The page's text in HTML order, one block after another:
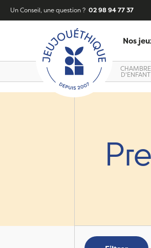
Un Conseil, une question ? 02 98 94 77 37
Nos
CHAMBRE
D'ENFANT